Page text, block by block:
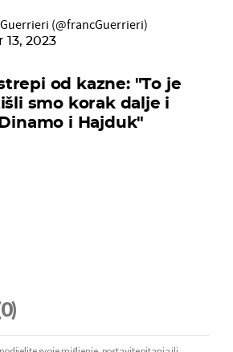
(@francGuerrieri)
2023
od kazne: "To je
smo korak dalje i
i Hajduk"